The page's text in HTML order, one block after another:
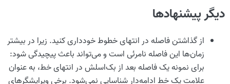
دیگر پیشنهادها
از گذاشتن فاصله در انتهای خطوط خودداری کنید. زیرا در بیشتر
زمان‌ها این فاصله نامرئی است و می‌تواند باعث پیچیدگی شود:
برای نمونه یک فاصله بعد از بک‌اسلش در انتهای خط، به عنوان
علامت یک خط ادامه‌دار شناسایی نمی‌شود. برخی ویرایشگرهای